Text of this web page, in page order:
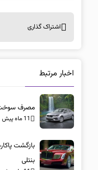
اشتراک گذاری
اخبار مرتبط
مصرف سوخت تارا
11 ماه پیش
بنتلی